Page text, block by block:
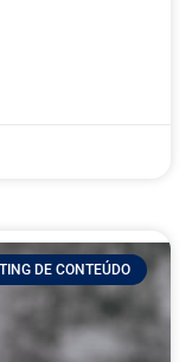
DE CONTEÚDO